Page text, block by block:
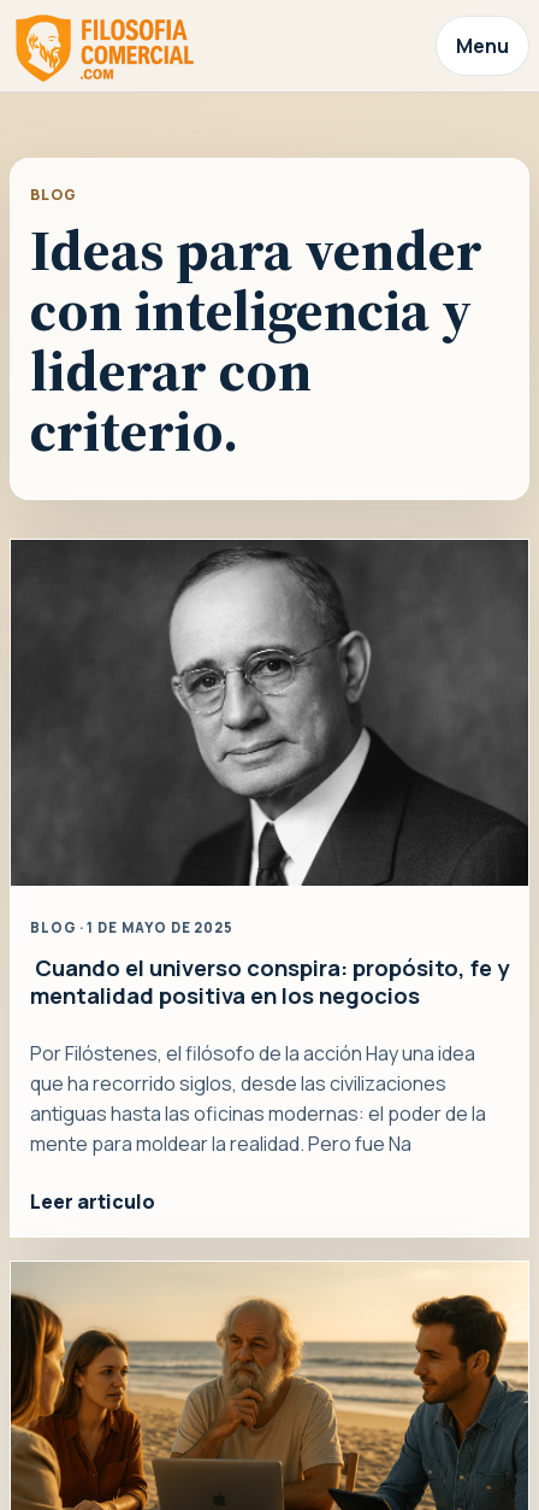
Menu
BLOG
Ideas para vender
con inteligencia y
liderar con
criterio.
BLOG · 1 DE MAYO DE 2025
Cuando el universo conspira: propósito, fe y
mentalidad positiva en los negocios
Por Filóstenes, el filósofo de la acción Hay una idea
que ha recorrido siglos, desde las civilizaciones
antiguas hasta las oficinas modernas: el poder de la
mente para moldear la realidad. Pero fue Na
Leer articulo